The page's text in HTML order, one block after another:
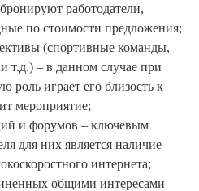
работодатели,
по стоимости предложения;
(спортивные команды,
т.д.) – в данном случае при
роль играет его близость к
мероприятие;
и форумов – ключевым
для них является наличие
интернета;
общими интересами